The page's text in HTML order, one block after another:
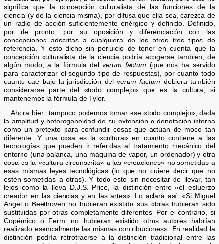
significa que la concepción culturalista de las funciones de la
ciencia (y de la ciencia misma), por difusa que ella sea, carezca de
un radio de acción suficientemente enérgico y definido. Definido,
por de pronto, por su oposición y diferenciación con las
concepciones adscritas a cualquiera de los otros tres tipos de
referencia. Y esto dicho sin perjuicio de tener en cuenta que la
concepción culturalista de la ciencia podría acogerse también, de
algún modo, a la fórmula delverum factum (que nos ha servido
para caracterizar el segundo tipo de respuestas), por cuanto todo
cuanto cae bajo la jurisdicción del verum factum debiera también
considerarse parte del «todo complejo» que es la cultura, si
mantenemos la fórmula de Tylor.
Ahora bien, tampoco podemos tomar ese «todo complejo», dada
la amplitud y heterogeneidad de su extensión o denotación interna
como un pretexto para confundir cosas que actúan de modo tan
diferente. Y una cosa es la «cultura» en cuanto contiene a las
tecnologías que pueden ir referidas al tratamiento mecánico del
entorno (una palanca, una máquina de vapor, un ordenador) y otra
cosa es la «cultura circunscrita» a las «creaciones» no sometidas a
esas mismas leyes tecnológicas (lo que no quiere decir que no
estén sometidas a otras). Y todo esto sin necesitar de llevar, tan
lejos como la lleva D.J.S. Price, la distinción entre «el esfuerzo
creador en las ciencias y en las artes». Lo aclara así: «Si Miguel
Angel o Beethoven no hubieran existido sus obras hubieran sido
sustituidas por otras completamente diferentes. Por el contrario, si
Copérnico o Fermi no hubieran existido otros autores habrían
realizado esencialmente las mismas contribuciones». En realidad la
distinción podría retrotraerse a la distinción tradicional entre las